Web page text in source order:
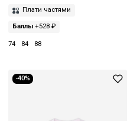
Плати частями
Баллы +528 ₽
74 84 88
-40%